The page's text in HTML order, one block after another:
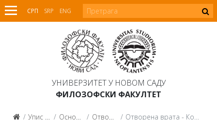
СРП SRP ENG
УНИВЕРЗИТЕТ У НОВОМ САДУ
ФИЛОЗОФСКИ ФАКУЛТЕТ
Упис на студије Основне студије Отворена врата Отворена врата - Компаративна књижевност